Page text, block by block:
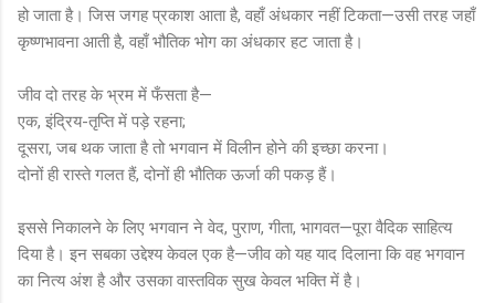
हो जाता है। जिस जगह प्रकाश आता है, वहाँ अंधकार नहीं टिकता—उसी तरह जहाँ
कृष्णभावना आती है, वहाँ भौतिक भोग का अंधकार हट जाता है।
जीव दो तरह के भ्रम में फँसता है—
एक, इंद्रिय-तृप्ति में पड़े रहना;
दूसरा, जब थक जाता है तो भगवान में विलीन होने की इच्छा करना।
दोनों ही रास्ते गलत हैं, दोनों ही भौतिक ऊर्जा की पकड़ हैं।
इससे निकालने के लिए भगवान ने वेद, पुराण, गीता, भागवत—पूरा वैदिक साहित्य
दिया है। इन सबका उद्देश्य केवल एक है—जीव को यह याद दिलाना कि वह भगवान
का नित्य अंश है और उसका वास्तविक सुख केवल भक्ति में है।